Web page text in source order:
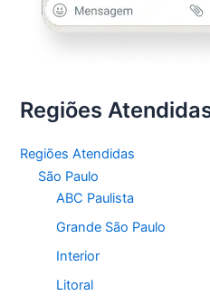
Regiões
Regiões Atendidas
São Paulo
ABC Paulista
Grande São Paulo
Interior
Litoral